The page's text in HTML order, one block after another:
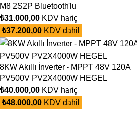
M8 2S2P Bluetooth'lu
₺31.000,00 KDV hariç
₺37.200,00 KDV dahil
8KW Akıllı İnverter - MPPT 48V 120A
PV500V PV2X4000W HEGEL
₺40.000,00 KDV hariç
₺48.000,00 KDV dahil